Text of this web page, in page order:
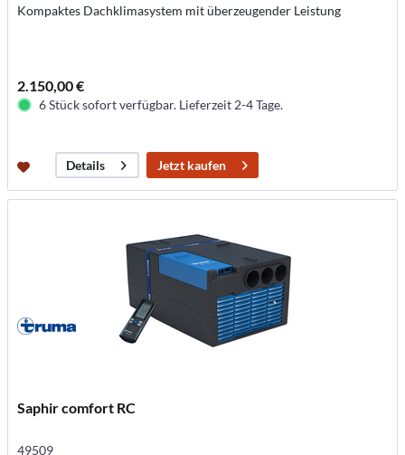
Kompaktes Dachklimasystem mit überzeugender Leistung
2.150,00 €
6 Stück sofort verfügbar. Lieferzeit 2-4 Tage.
Details Jetzt kaufen
Saphir comfort RC
49509